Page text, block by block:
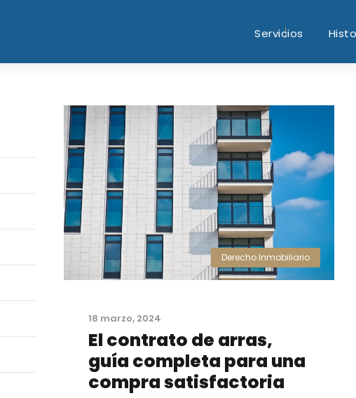
Servicios
Derecho Inmobiliario
18 marzo, 2024
El contrato de arras,
guía completa para una
compra satisfactoria